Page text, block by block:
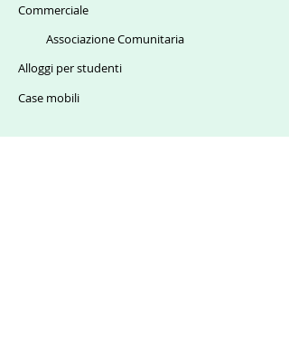
Commerciale
Associazione Comunitaria
Alloggi per studenti
Case mobili